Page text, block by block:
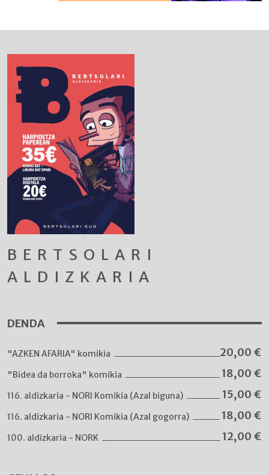
BERTSOLARI
ALDIZKARIA
DENDA
"AZKEN AFARIA" komikia 20,00 €
"Bidea da borroka" komikia 18,00 €
116. aldizkaria - NORI Komikia (Azal biguna) 15,00 €
116. aldizkaria - NORI Komikia (Azal gogorra) 18,00 €
100. aldizkaria - NORK 12,00 €